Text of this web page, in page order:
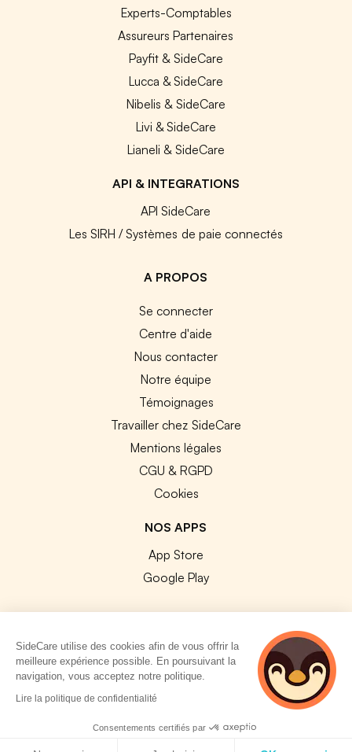
Experts-Comptables
Assureurs Partenaires
Payfit & SideCare
Lucca & SideCare
Nibelis & SideCare
Livi & SideCare
Lianeli & SideCare
API & INTEGRATIONS
API SideCare
Les SIRH / Systèmes de paie connectés
A PROPOS
Se connecter
Centre d'aide
Nous contacter
Notre équipe
Témoignages
Travailler chez SideCare
Mentions légales
CGU & RGPD
Cookies
NOS APPS
App Store
Google Play
© 2026 SideCare. Tous droits réservés.
SideCare utilise des cookies afin de vous offrir la
meilleure expérience possible. En poursuivant la
navigation, vous acceptez notre politique.
Lire la politique de confidentialité
Consentements certifiés par
2 personnes
consultent
actuellement cette